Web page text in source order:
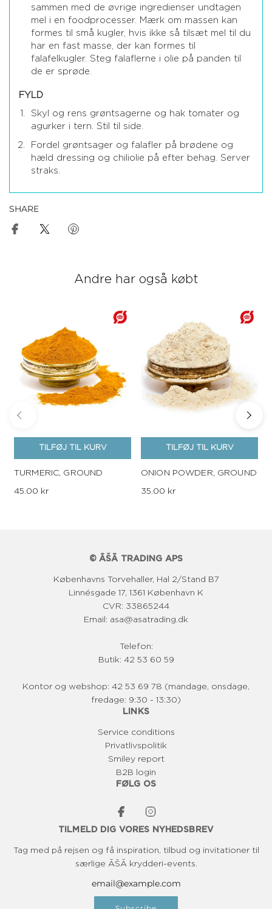
sammen med de øvrige ingredienser undtagen
mel i en foodprocesser. Mærk om massen kan
formes til små kugler, hvis ikke så tilsæt mel til du
har en fast masse, der kan formes til
falafelkugler. Steg falaflerne i olie på panden til
de er sprøde.
FYLD
Skyl og rens grøntsagerne og hak tomater og
agurker i tern. Stil til side.
Fordel grøntsager og falafler på brødene og
hæld dressing og chiliolie på efter behag. Server
straks.
SHARE
Andre har også købt
TILFØJ TIL KURV
TURMERIC, GROUND
45.00 kr
TILFØJ TIL KURV
ONION POWDER, GROUND
35.00 kr
© ĀŠĀ TRADING APS
Københavns Torvehaller, Hal 2/Stand B7
Linnésgade 17, 1361 København K
CVR: 33865244
Email: asa@asatrading.dk
Telefon:
Butik: 42 53 60 59
Kontor og webshop: 42 53 69 78 (mandage, onsdage,
fredage: 9:30 - 13:30)
LINKS
Service conditions
Privatlivspolitik
Smiley report
B2B login
FØLG OS
TILMELD DIG VORES NYHEDSBREV
Tag med på rejsen og få inspiration, tilbud og invitationer til
særlige ĀŠĀ krydderi-events.